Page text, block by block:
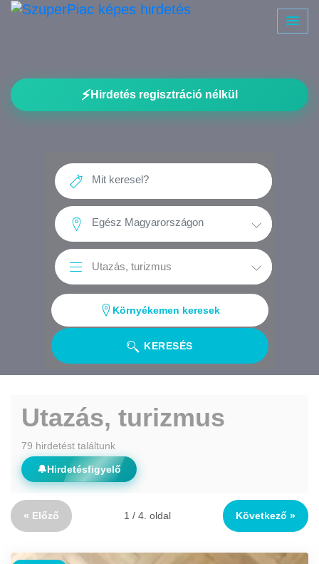
⚡Hirdetés regisztráció nélkül
KERESÉS
Környékemen keresek
Utazás, turizmus
79 hirdetést találtunk
🔔Hirdetésfigyelő
« Előző 1 / 4. oldal Következő »